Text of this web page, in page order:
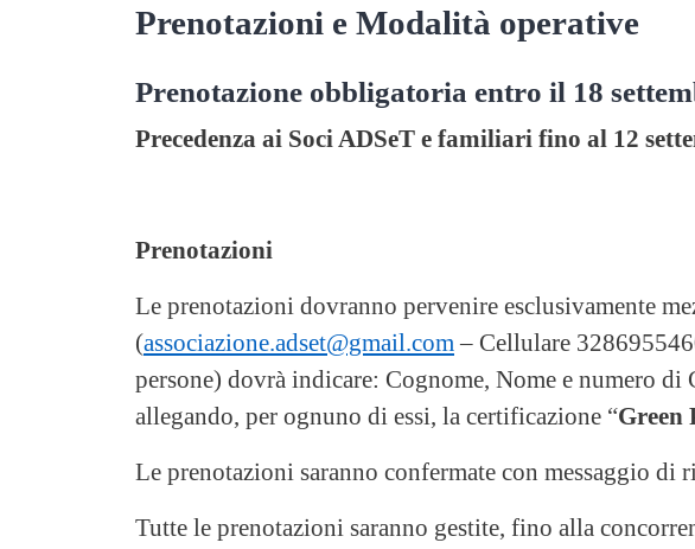
Prenotazioni e Modalità operative
Prenotazione obbligatoria entro il 18
Precedenza ai Soci ADSeT e familiari fino al 12
Prenotazioni
Le prenotazioni dovranno pervenire esclusivamente
(associazione.adset@gmail.com– Cellulare
persone) dovrà indicare: Cognome, Nome e numero
allegando, per ognuno di essi, la certificazione “Green
Le prenotazioni saranno confermate con messaggio di
Tutte le prenotazioni saranno gestite, fino alla